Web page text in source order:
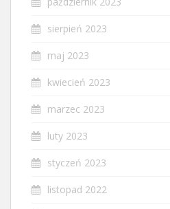
sierpień 2023
maj 2023
kwiecień 2023
marzec 2023
luty 2023
styczeń 2023
listopad 2022